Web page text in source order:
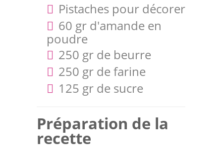
Pistaches pour décorer
60 gr d'amande en
poudre
250 gr de beurre
250 gr de farine
125 gr de sucre
Préparation de la
recette